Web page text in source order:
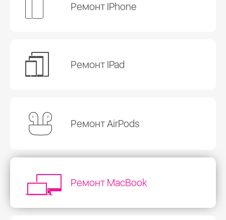
Ремонт IPhone
Ремонт IPad
Ремонт AirPods
Ремонт MacBook